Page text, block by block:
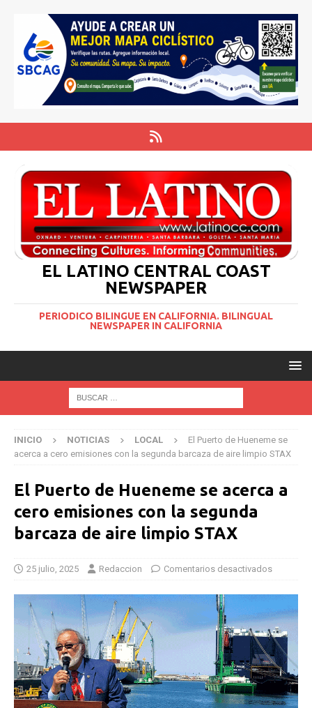
EL LATINO CENTRAL COAST
NEWSPAPER
PERIODICO BILINGUE EN CALIFORNIA. BILINGUAL
NEWSPAPER IN CALIFORNIA
INICIO NOTICIAS LOCAL
El Puerto de Hueneme se
acerca a cero emisiones con la segunda barcaza de aire limpio STAX
El Puerto de Hueneme se acerca a
cero emisiones con la segunda
barcaza de aire limpio STAX
25 julio, 2025 Redaccion Comentarios desactivados